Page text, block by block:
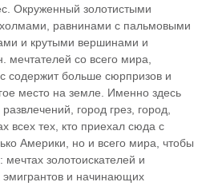
Окруженный золотистыми
равнинами с пальмовыми
и крутыми вершинами и
со всего мира,
содержит больше сюрпризов и
место на земле. Именно здесь
город грез, город,
всех тех, кто приехал сюда с
Америки, но и всего мира, чтобы
мечтах золотоискателей и
эмигрантов и начинающих